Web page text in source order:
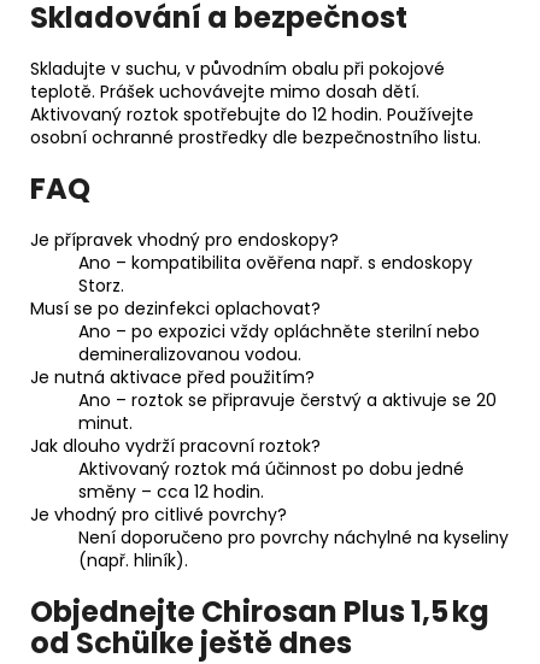
Skladování a bezpečnost
Skladujte v suchu, v původním obalu při pokojové
teplotě. Prášek uchovávejte mimo dosah dětí.
Aktivovaný roztok spotřebujte do 12 hodin. Používejte
osobní ochranné prostředky dle bezpečnostního listu.
FAQ
Je přípravek vhodný pro endoskopy?
Ano – kompatibilita ověřena např. s endoskopy
Storz.
Musí se po dezinfekci oplachovat?
Ano – po expozici vždy opláchněte sterilní nebo
demineralizovanou vodou.
Je nutná aktivace před použitím?
Ano – roztok se připravuje čerstvý a aktivuje se 20
minut.
Jak dlouho vydrží pracovní roztok?
Aktivovaný roztok má účinnost po dobu jedné
směny – cca 12 hodin.
Je vhodný pro citlivé povrchy?
Není doporučeno pro povrchy náchylné na kyseliny
(např. hliník).
Objednejte Chirosan Plus 1,5 kg
od Schülke ještě dnes